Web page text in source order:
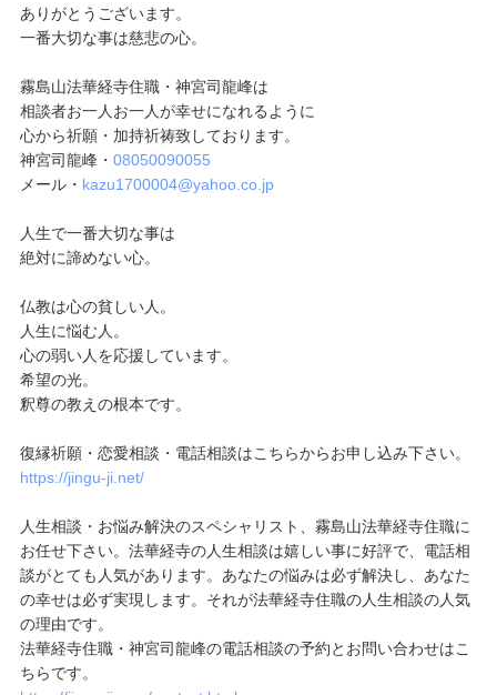
ありがとうございます。
一番大切な事は慈悲の心。
霧島山法華経寺住職・神宮司龍峰は
相談者お一人お一人が幸せになれるように
心から祈願・加持祈祷致しております。
神宮司龍峰・ 08050090055
メール・ kazu1700004@yahoo.co.jp
人生で一番大切な事は
絶対に諦めない心。
仏教は心の貧しい人。
人生に悩む人。
心の弱い人を応援しています。
希望の光。
釈尊の教えの根本です。
復縁祈願・恋愛相談・電話相談はこちらからお申し込み下さい。
https://jingu-ji.net/
人生相談・お悩み解決のスペシャリスト、霧島山法華経寺住職に
お任せ下さい。法華経寺の人生相談は嬉しい事に好評で、電話相
談がとても人気があります。あなたの悩みは必ず解決し、あなた
の幸せは必ず実現します。それが法華経寺住職の人生相談の人気
の理由です。
法華経寺住職・神宮司龍峰の電話相談の予約とお問い合わせはこ
ちらです。